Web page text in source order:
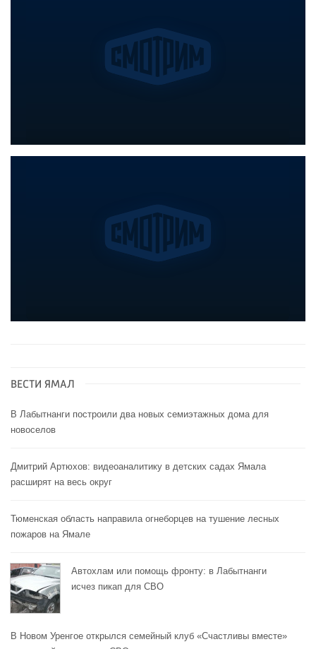
ВЕСТИ ЯМАЛ
В Лабытнанги построили два новых семиэтажных дома для
новоселов
Дмитрий Артюхов: видеоаналитику в детских садах Ямала
расширят на весь округ
Тюменская область направила огнеборцев на тушение лесных
пожаров на Ямале
Автохлам или помощь фронту: в Лабытнанги
исчез пикап для СВО
В Новом Уренгое открылся семейный клуб «Счастливы вместе»